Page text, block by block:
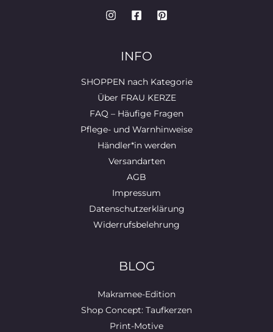
INFO
SHOPPEN nach Kategorie
Über FRAU KERZE
FAQ – Häufige Fragen
Pflege- und Warnhinweise
Händler*in werden
Versandarten
AGB
Impressum
Datenschutzerklärung
Widerrufsbelehrung
BLOG
Makramee-Edition
Shop Concept: Taufkerzen
Print-Motive